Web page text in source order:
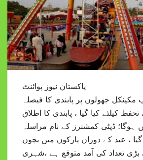
پاکستان نیوز پوائنٹ
جھولوں پر پابندی کا فیصلہ
کیلئے کیا گیا ، پابندی کا اطلاق
ہوگا؛ ڈپٹی کمشنرز کے نام مراسلہ
، عید کے دوران پارکوں میں بچوں
تعداد کی آمد متوقع ہے ،شہری